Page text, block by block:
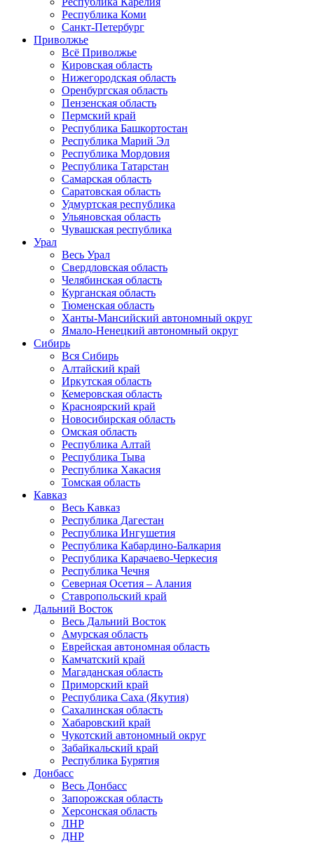
Республика Коми
Санкт-Петербург
Приволжье
Всё Приволжье
Кировская область
Нижегородская область
Оренбургская область
Пензенская область
Пермский край
Республика Башкортостан
Республика Марий Эл
Республика Мордовия
Республика Татарстан
Самарская область
Саратовская область
Удмуртская республика
Ульяновская область
Чувашская республика
Урал
Весь Урал
Свердловская область
Челябинская область
Курганская область
Тюменская область
Ханты-Мансийский автономный округ
Ямало-Ненецкий автономный округ
Сибирь
Вся Сибирь
Алтайский край
Иркутская область
Кемеровская область
Красноярский край
Новосибирская область
Омская область
Республика Алтай
Республика Тыва
Республика Хакасия
Томская область
Кавказ
Весь Кавказ
Республика Дагестан
Республика Ингушетия
Республика Кабардино-Балкария
Республика Карачаево-Черкесия
Республика Чечня
Северная Осетия – Алания
Ставропольский край
Дальний Восток
Весь Дальний Восток
Амурская область
Еврейская автономная область
Камчатский край
Магаданская область
Приморский край
Республика Саха (Якутия)
Сахалинская область
Хабаровский край
Чукотский автономный округ
Забайкальский край
Республика Бурятия
Донбасс
Весь Донбасс
Запорожская область
Херсонская область
ЛНР
ДНР